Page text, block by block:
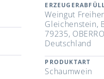
Weingut
Gleichenstein,
79235,
Deutschland
PRODUKTART
Schaumwein